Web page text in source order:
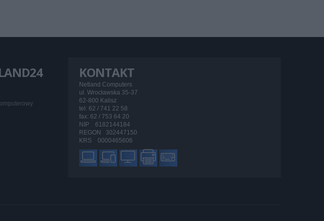
KONTAKT
Netland Computers
ul. Wrocławska 35-37
62-800 Kalisz
tel: 62 / 741 22 58
fax: 62 / 753 64 20
NIP 6182144184
REGON 302447150
KRS 0000465606